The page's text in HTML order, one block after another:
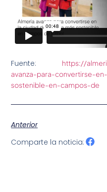
Fuente:
https://
avanza-para-convertirse-
sostenible-en-campos-de
Anterior
Comparte la noticia: